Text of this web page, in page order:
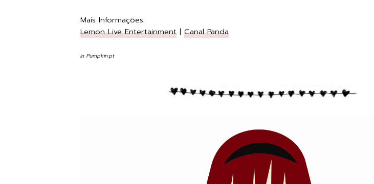
Mais Informações:
Lemon Live Entertainment | Canal Panda
in Pumpkin.pt